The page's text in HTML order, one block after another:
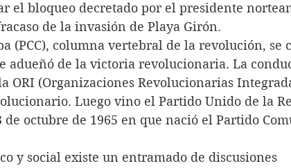
el bloqueo decretado por el presidente
de la invasión de Playa Girón.
(PCC), columna vertebral de la revolución, se
adueñó de la victoria revolucionaria. La
ORI (Organizaciones Revolucionarias
Luego vino el Partido Unido de la
de octubre de 1965 en que nació el Partido
y social existe un entramado de discusiones